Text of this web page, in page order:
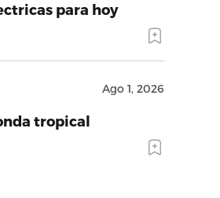
para hoy
Ago 1, 2026
tropical